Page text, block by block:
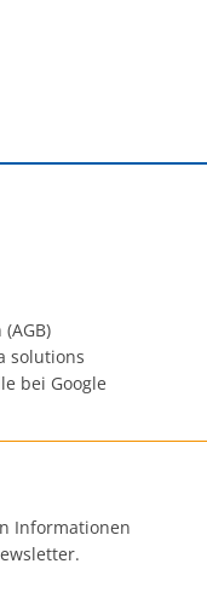
solutions
bei Google
Informationen